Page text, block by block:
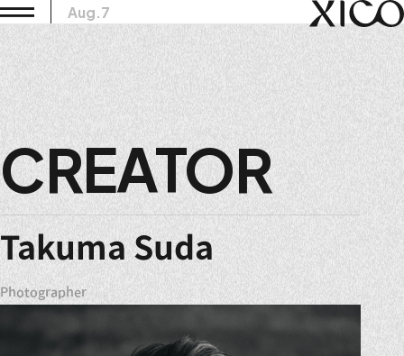
Aug.7
CREATOR
Takuma Suda
Photographer